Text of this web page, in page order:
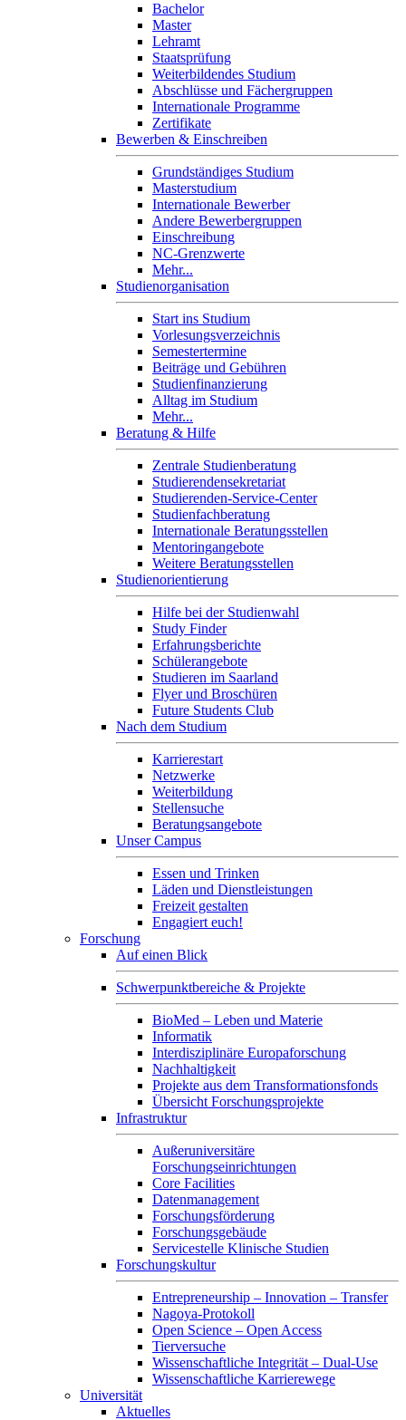
Bachelor
Master
Lehramt
Staatsprüfung
Weiterbildendes Studium
Abschlüsse und Fächergruppen
Internationale Programme
Zertifikate
Bewerben & Einschreiben
Grundständiges Studium
Masterstudium
Internationale Bewerber
Andere Bewerbergruppen
Einschreibung
NC-Grenzwerte
Mehr...
Studienorganisation
Start ins Studium
Vorlesungsverzeichnis
Semestertermine
Beiträge und Gebühren
Studienfinanzierung
Alltag im Studium
Mehr...
Beratung & Hilfe
Zentrale Studienberatung
Studierendensekretariat
Studierenden-Service-Center
Studienfachberatung
Internationale Beratungsstellen
Mentoringangebote
Weitere Beratungsstellen
Studienorientierung
Hilfe bei der Studienwahl
Study Finder
Erfahrungsberichte
Schülerangebote
Studieren im Saarland
Flyer und Broschüren
Future Students Club
Nach dem Studium
Karrierestart
Netzwerke
Weiterbildung
Stellensuche
Beratungsangebote
Unser Campus
Essen und Trinken
Läden und Dienstleistungen
Freizeit gestalten
Engagiert euch!
Forschung
Auf einen Blick
Schwerpunktbereiche & Projekte
BioMed – Leben und Materie
Informatik
Interdisziplinäre Europaforschung
Nachhaltigkeit
Projekte aus dem Transformationsfonds
Übersicht Forschungsprojekte
Infrastruktur
Außeruniversitäre
Forschungseinrichtungen
Core Facilities
Datenmanagement
Forschungsförderung
Forschungsgebäude
Servicestelle Klinische Studien
Forschungskultur
Entrepreneurship – Innovation – Transfer
Nagoya-Protokoll
Open Science – Open Access
Tierversuche
Wissenschaftliche Integrität – Dual-Use
Wissenschaftliche Karrierewege
Universität
Aktuelles